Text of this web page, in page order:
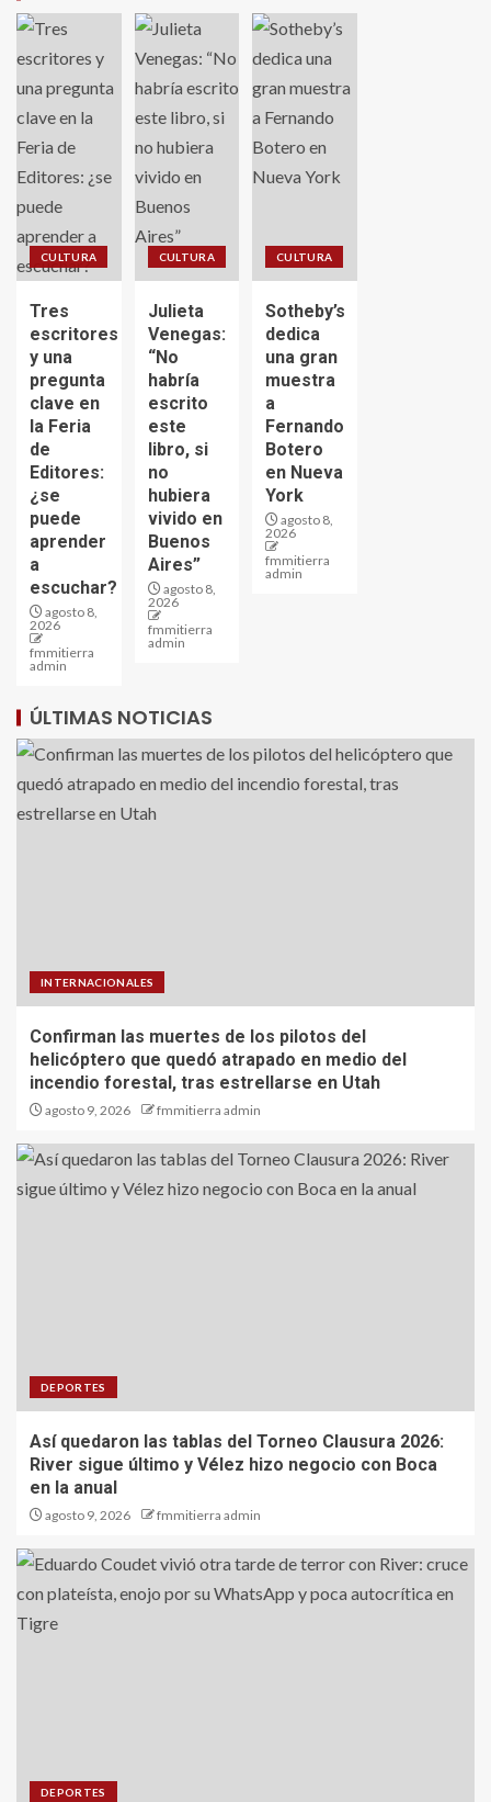
CULTURA
Tres
escritores
y una
pregunta
clave en
la Feria
de
Editores:
¿se
puede
aprender
a
escuchar?
agosto 8,
2026
fmmitierra
admin
CULTURA
Julieta
Venegas:
“No
habría
escrito
este
libro, si
no
hubiera
vivido en
Buenos
Aires”
agosto 8,
2026
fmmitierra
admin
CULTURA
Sotheby’s
dedica
una gran
muestra
a
Fernando
Botero
en Nueva
York
agosto 8,
2026
fmmitierra
admin
ÚLTIMAS NOTICIAS
INTERNACIONALES
Confirman las muertes de los pilotos del
helicóptero que quedó atrapado en medio del
incendio forestal, tras estrellarse en Utah
agosto 9, 2026 fmmitierra admin
DEPORTES
Así quedaron las tablas del Torneo Clausura 2026:
River sigue último y Vélez hizo negocio con Boca
en la anual
agosto 9, 2026 fmmitierra admin
DEPORTES